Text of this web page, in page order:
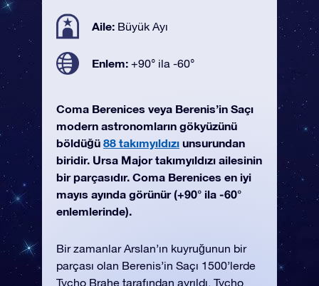
Aile: Büyük Ayı
Enlem: +90° ila -60°
Coma Berenices veya Berenis’in Saçı
modern astronomların gökyüzünü
böldüğü 88 takımyıldızı unsurundan
biridir. Ursa Major takımyıldızı ailesinin
bir parçasıdır. Coma Berenices en iyi
mayıs ayında görünür (+90° ila -60°
enlemlerinde).
Bir zamanlar Arslan’ın kuyruğunun bir
parçası olan Berenis’in Saçı 1500’lerde
Tycho Brahe tarafından ayrıldı. Tycho